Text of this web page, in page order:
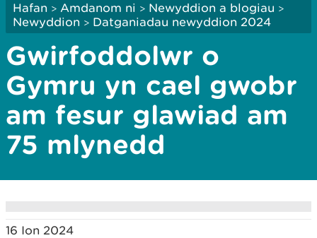
Hafan > Amdanom ni > Newyddion a blogiau >
Newyddion > Datganiadau newyddion 2024
Gwirfoddolwr o
Gymru yn cael gwobr
am fesur glawiad am
75 mlynedd
16 Ion 2024